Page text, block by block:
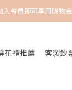
入會員即可享用購物
花禮推薦 客製鈔